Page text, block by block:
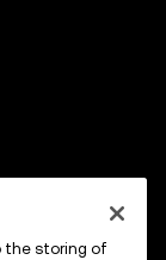
the storing of